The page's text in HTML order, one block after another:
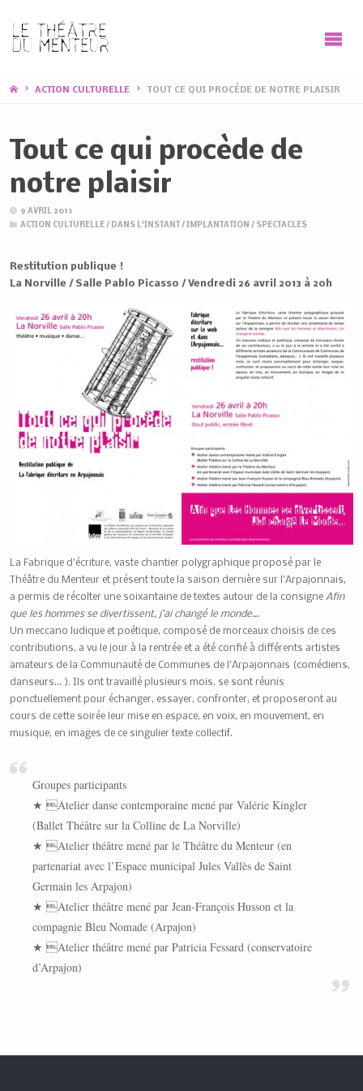
HOMEACTION CULTURELLE TOUT CE QUI PROCÈDE DE NOTRE PLAISIR
Tout ce qui procède de
notre plaisir
9 AVRIL 2013
ACTION CULTURELLE/ DANS L'INSTANT /IMPLANTATION / SPECTACLES
Restitution publique !
La Norville / Salle Pablo Picasso / Vendredi 26 avril 2013 à 20h
La Fabrique d’écriture, vaste chantier polygraphique proposé par le
Théâtre du Menteur et présent toute la saison dernière sur l’Arpajonnais,
a permis de récolter une soixantaine de textes autour de la consigne Afin
que les hommes se divertissent, j’ai changé le monde…
Un meccano ludique et poétique, composé de morceaux choisis de ces
contributions, a vu le jour à la rentrée et a été confié à différents artistes
amateurs de la Communauté de Communes de l’Arpajonnais (comédiens,
danseurs… ). Ils ont travaillé plusieurs mois, se sont réunis
ponctuellement pour échanger, essayer, confronter, et proposeront au
cours de cette soirée leur mise en espace, en voix, en mouvement, en
musique, en images de ce singulier texte collectif.
Groupes participants
★ Atelier danse contemporaine mené par Valérie Kingler
(Ballet Théâtre sur la Colline de La Norville)
★ Atelier théâtre mené par le Théâtre du Menteur (en
partenariat avec l’Espace municipal Jules Vallès de Saint
Germain les Arpajon)
★ Atelier théâtre mené par Jean-François Husson et la
compagnie Bleu Nomade (Arpajon)
★ Atelier théâtre mené par Patricia Fessard (conservatoire
d’Arpajon)